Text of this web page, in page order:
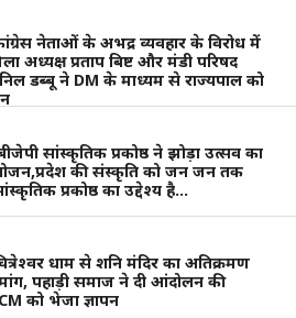
कांग्रेस नेताओं के अभद्र व्यवहार के विरोध में
अध्यक्ष प्रताप बिष्ट और मंडी परिषद
डब्बू ने DM के माध्यम से राज्यपाल को
बीजेपी सांस्कृतिक प्रकोष्ठ ने झोड़ा उत्सव का
की संस्कृति को जन जन तक
प्रकोष्ठ का उद्देश्य है…
चित्रेश्वर धाम से शनि मंदिर का अतिक्रमण
पहाड़ी समाज ने दी आंदोलन की
को भेजा ज्ञापन